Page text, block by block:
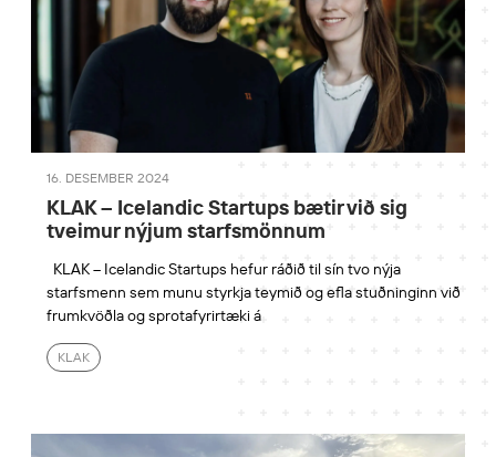
16. DESEMBER 2024
KLAK – Icelandic Startups bætir við sig
tveimur nýjum starfsmönnum
KLAK – Icelandic Startups hefur ráðið til sín tvo nýja
starfsmenn sem munu styrkja teymið og efla stuðninginn við
frumkvöðla og sprotafyrirtæki á
KLAK